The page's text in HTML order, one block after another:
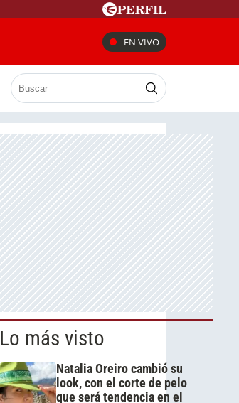
EN VIVO
Lo más visto
Natalia Oreiro cambió su
look, con el corte de pelo
que será tendencia en el